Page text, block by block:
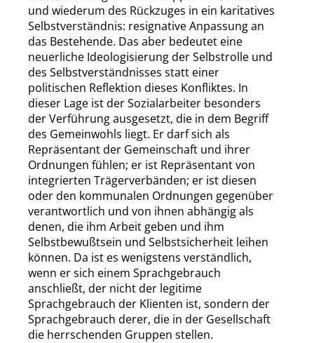
und wiederum des Rückzuges in ein karitatives
Selbstverständnis: resignative Anpassung an
das Bestehende. Das aber bedeutet eine
neuerliche Ideologisierung der Selbstrolle und
des Selbstverständnisses statt einer
politischen Reflektion dieses Konfliktes. In
dieser Lage ist der Sozialarbeiter besonders
der Verführung ausgesetzt, die in dem Begriff
des Gemeinwohls liegt. Er darf sich als
Repräsentant der Gemeinschaft und ihrer
Ordnungen fühlen; er ist Repräsentant von
integrierten Trägerverbänden; er ist diesen
oder den kommunalen Ordnungen gegenüber
verantwortlich und von ihnen abhängig als
denen, die ihm Arbeit geben und ihm
Selbstbewußtsein und Selbstsicherheit leihen
können. Da ist es wenigstens verständlich,
wenn er sich einem Sprachgebrauch
anschließt, der nicht der legitime
Sprachgebrauch der Klienten ist, sondern der
Sprachgebrauch derer, die in der Gesellschaft
die herrschenden Gruppen stellen.